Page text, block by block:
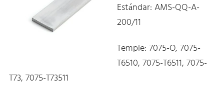
Estándar: AMS-QQ-A-
200/11
Temple: 7075-O, 7075-
T6510, 7075-T6511, 7075-
T73, 7075-T73511